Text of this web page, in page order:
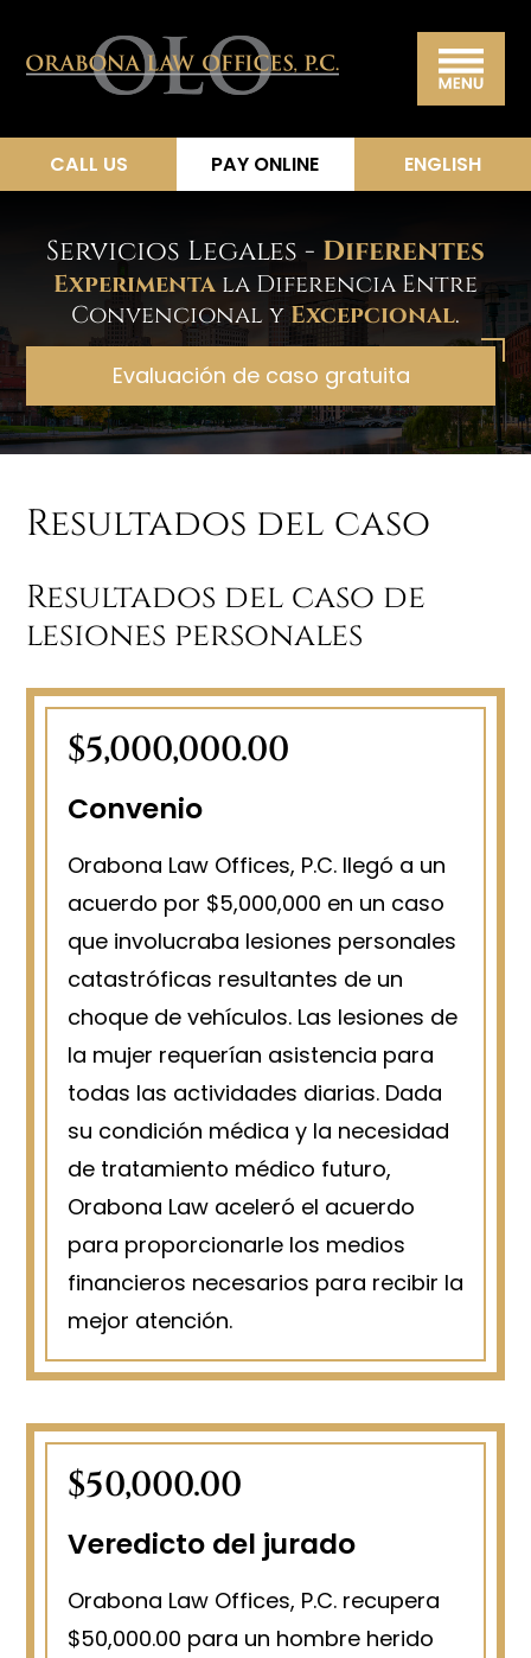
navigation
content
sidebar
Law
P.C.
CALL US PAY ONLINE ENGLISH
Servicios Legales - Diferentes
Experimentala Diferencia Entre
Convencional y Excepcional.
Evaluación de caso gratuita
Resultados del caso
Resultados del caso de
lesiones personales
$5,000,000.00
Convenio
Orabona Law Offices, P.C. llegó a un
acuerdo por $5,000,000 en un caso
que involucraba lesiones personales
catastróficas resultantes de un
choque de vehículos. Las lesiones de
la mujer requerían asistencia para
todas las actividades diarias. Dada
su condición médica y la necesidad
de tratamiento médico futuro,
Orabona Law aceleró el acuerdo
para proporcionarle los medios
financieros necesarios para recibir la
mejor atención.
$50,000.00
Veredicto del jurado
Orabona Law Offices, P.C. recupera
$50,000.00 para un hombre herido